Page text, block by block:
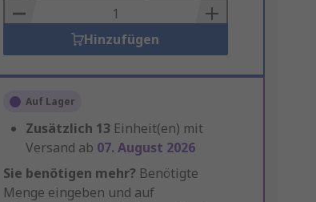
Basket
Hinzufügen
Auf Lager
Zusätzlich 13 Einheit(en) mit
Versand ab 07. August 2026
Sie benötigen mehr? Benötigte
Menge eingeben und auf